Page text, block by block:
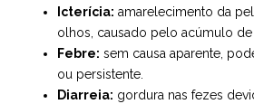
Icterícia: amarelecimento da
olhos, causado pelo acúmulo
Febre: sem causa aparente,
ou persistente.
Diarreia: gordura nas fezes